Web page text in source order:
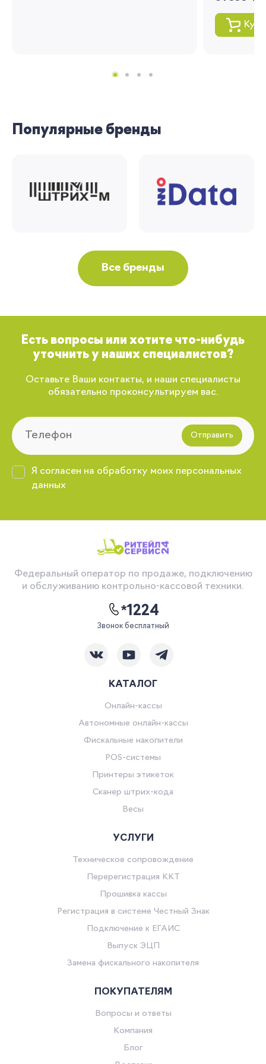
Популярные бренды
Все бренды
Есть вопросы или хотите что-нибудь
уточнить у наших специалистов?
Оставьте Ваши контакты, и наши специалисты
обязательно проконсультируем вас.
Отправить
Я согласен на обработку моих персональных
данных
Федеральный оператор по продаже, подключению
и обслуживанию контрольно-кассовой техники.
*1224
Звонок бесплатный
КАТАЛОГ
Онлайн-кассы
Автономные онлайн-кассы
Фискальные накопители
POS-системы
Принтеры этикеток
Сканер штрих-кода
Весы
УСЛУГИ
Техническое сопровождение
Перерегистрация ККТ
Прошивка кассы
Регистрация в системе Честный Знак
Подключение к ЕГАИС
Выпуск ЭЦП
Замена фискального накопителя
ПОКУПАТЕЛЯМ
Вопросы и ответы
Компания
Блог